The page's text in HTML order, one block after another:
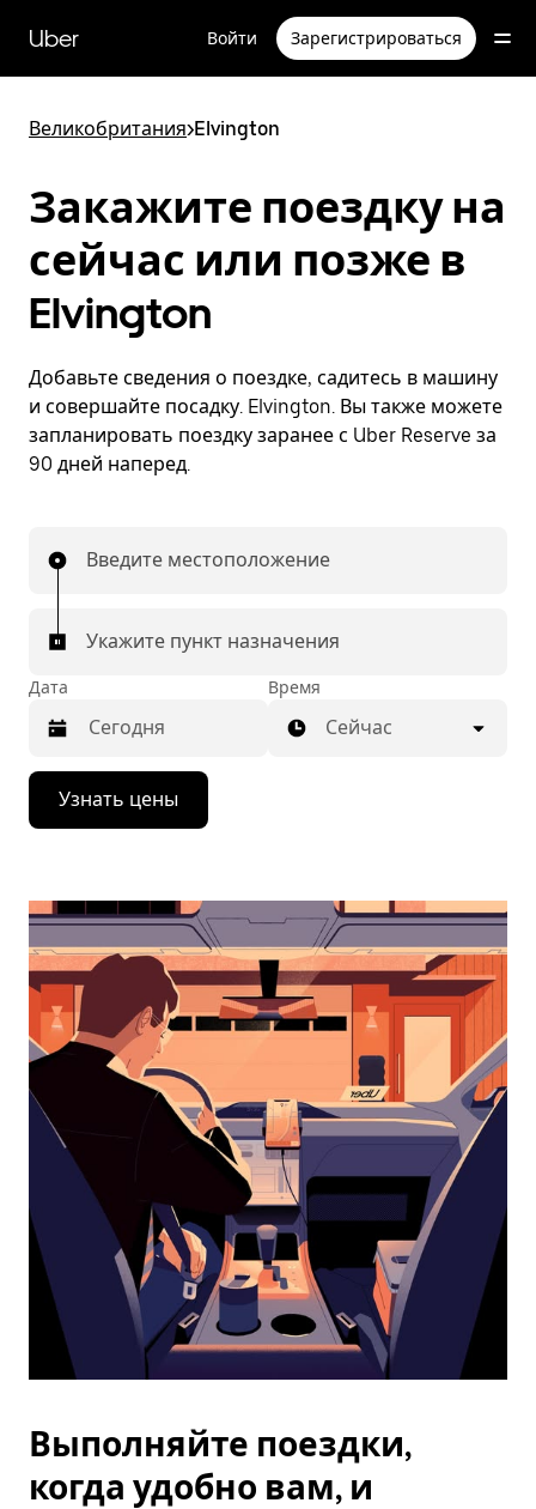
перейти
к
содержимому
Uber Войти Зарегистрироваться
Великобритания>Elvington
Закажите поездку на
сейчас или позже в
Elvington
Добавьте сведения о поездке, садитесь в машину
и совершайте посадку. Elvington. Вы также можете
запланировать поездку заранее с Uber Reserve за
90 дней наперед.
Введите местоположение
Укажите пункт назначения
Дата
Нажмите
стрелку
вниз,
календарю
выбрать
дату.
Чтобы
закрыть
календарь,
нажмите
Esc.
Время
Сейчас
Узнать цены
Выполняйте поездки,
когда удобно вам, и